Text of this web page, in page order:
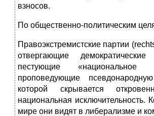
взносов.
По общественно-политическим
Правоэкстремистские партии
отвергающие
пестующие
проповедующие
которой скрывается
национальная исключительность.
мире они видят в либерализме и